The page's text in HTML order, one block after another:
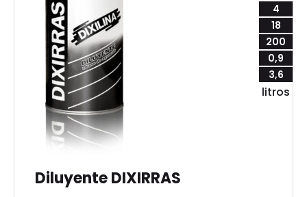
4
18
200
0,9
3,6
litros
Diluyente DIXIRRAS